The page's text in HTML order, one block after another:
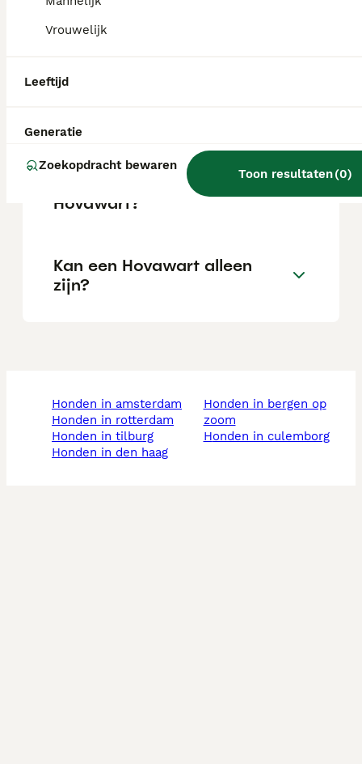
Vrouwelijk
Leeftijd
Generatie
Zoekopdracht bewaren
Toon resultaten(0)
Zijn Hovawarts goede
Wat is het karakter van een
Hovawart?
Kan een Hovawart alleen
zijn?
honden in amsterdam
honden in rotterdam
honden in tilburg
honden in den haag
honden in bergen op
zoom
honden in culemborg